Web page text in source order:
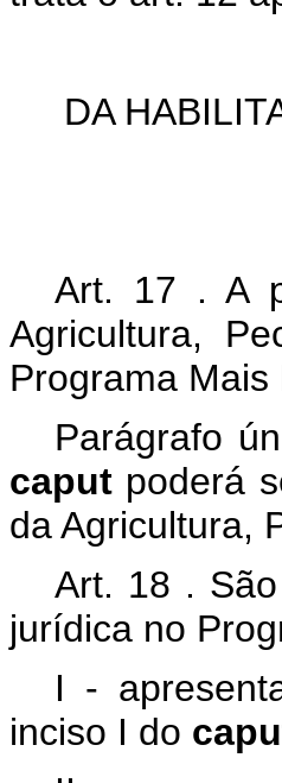
DA
Art. 17 . A
Agricultura,
Programa
Parágrafo
caput poderá
da Agricultura,
Art. 18 .
jurídica no
I -
inciso I do